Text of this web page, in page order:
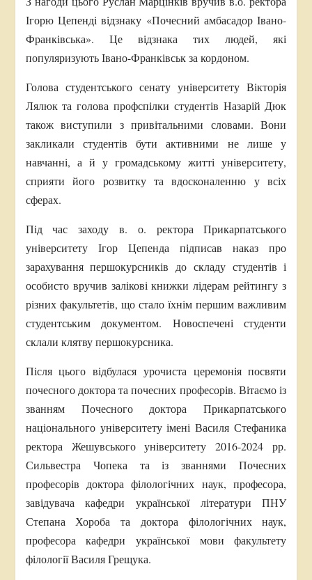
Ігорю Цепенді відзнаку «Почесний амбасадор Івано-
Франківська». Це відзнака тих людей, які
популяризують Івано-Франківськ за кордоном.
Голова студентського сенату університету Вікторія
Лялюк та голова профспілки студентів Назарій Дюк
також виступили з привітальними словами. Вони
закликали студентів бути активними не лише у
навчанні, а й у громадському житті університету,
сприяти його розвитку та вдосконаленню у всіх
сферах.
Під час заходу в. о. ректора Прикарпатського
університету Ігор Цепенда підписав наказ про
зарахування першокурсників до складу студентів і
особисто вручив залікові книжки лідерам рейтингу з
різних факультетів, що стало їхнім першим важливим
студентським документом. Новоспечені студенти
склали клятву першокурсника.
Після цього відбулася урочиста церемонія посвяти
почесного доктора та почесних професорів. Вітаємо із
званням Почесного доктора Прикарпатського
національного університету імені Василя Стефаника
ректора Жешувського університету 2016-2024 рр.
Сильвестра Чопека та із званнями Почесних
професорів доктора філологічних наук, професора,
завідувача кафедри української літератури ПНУ
Степана Хороба та доктора філологічних наук,
професора кафедри української мови факультету
філології Василя Грещука.